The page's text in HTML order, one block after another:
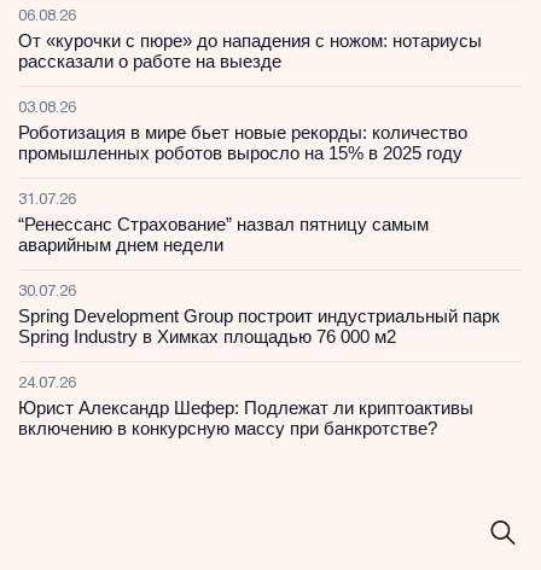
06.08.26
От «курочки с пюре» до нападения с ножом: нотариусы
рассказали о работе на выезде
03.08.26
Роботизация в мире бьет новые рекорды: количество
промышленных роботов выросло на 15% в 2025 году
31.07.26
“Ренессанс Страхование” назвал пятницу самым
аварийным днем недели
30.07.26
Spring Development Group построит индустриальный парк
Spring Industry в Химках площадью 76 000 м2
24.07.26
Юрист Александр Шефер: Подлежат ли криптоактивы
включению в конкурсную массу при банкротстве?